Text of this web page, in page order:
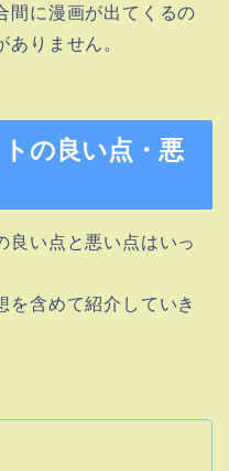
間に漫画が出てくるの
りません。
の良い点・悪
良い点と悪い点はいっ
を含めて紹介していき